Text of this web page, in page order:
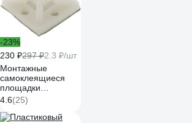
-23%
230 ₽297 ₽2.3 ₽/шт
Монтажные
самоклеящиеся
площадки
FORTISFLEX ПМС
20х20 белый 100шт
49444
4.6(25)